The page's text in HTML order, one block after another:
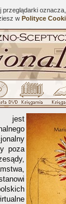
w Polityce
jest
poza